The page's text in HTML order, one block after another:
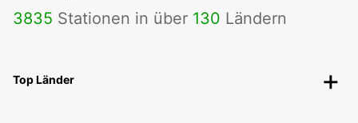
3835 Stationen in über 130 Ländern
Top Länder